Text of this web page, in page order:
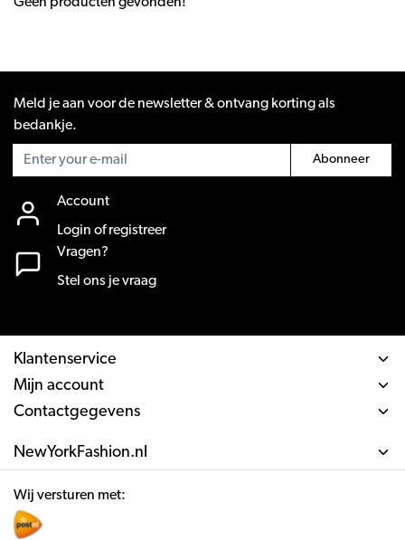
Meld je aan voor de newsletter & ontvang korting als
bedankje.
Abonneer
Account
Login of registreer
Vragen?
Stel ons je vraag
Klantenservice
Mijn account
Contactgegevens
NewYorkFashion.nl
Wij versturen met: